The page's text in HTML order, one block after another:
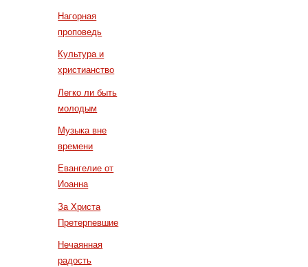
Нагорная
проповедь
Культура и
христианство
Легко ли быть
молодым
Музыка вне
времени
Евангелие от
Иоанна
За Христа
Претерпевшие
Нечаянная
радость